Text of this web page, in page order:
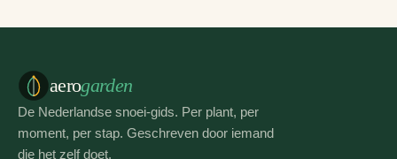
aerogarden
De Nederlandse snoei-gids. Per plant, per
moment, per stap. Geschreven door iemand
die het zelf doet.